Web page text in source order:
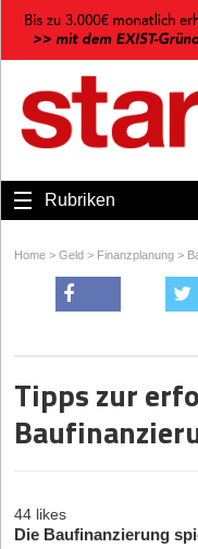
Rubriken
Home > Geld > Finanzplanung >
Tipps zur
44 likes
Die Baufinanzierung